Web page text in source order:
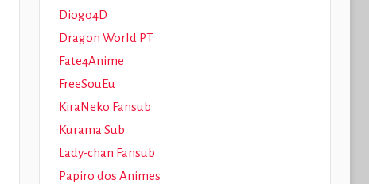
Diogo4D
Dragon World PT
Fate4Anime
FreeSouEu
KiraNeko Fansub
Kurama Sub
Lady-chan Fansub
Papiro dos Animes